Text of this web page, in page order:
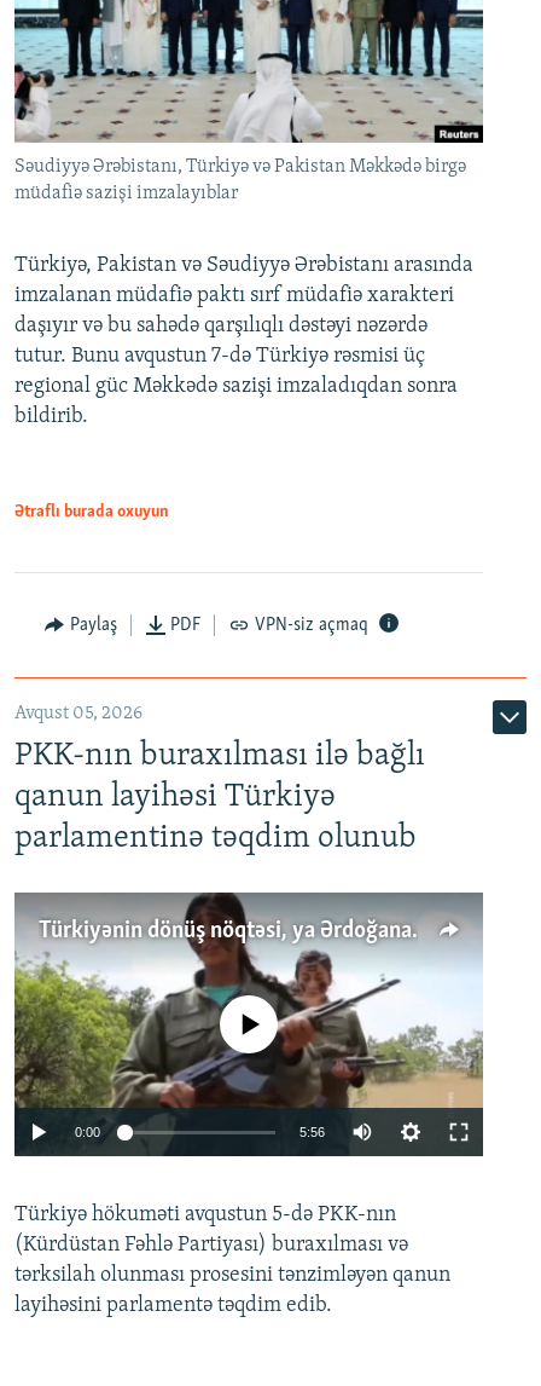
Səudiyyə Ərəbistanı, Türkiyə və Pakistan Məkkədə birgə
müdafiə sazişi imzalayıblar
Türkiyə, Pakistan və Səudiyyə Ərəbistanı arasında
imzalanan müdafiə paktı sırf müdafiə xarakteri
daşıyır və bu sahədə qarşılıqlı dəstəyi nəzərdə
tutur. Bunu avqustun 7-də Türkiyə rəsmisi üç
regional güc Məkkədə sazişi imzaladıqdan sonra
bildirib.
Ətraflı burada oxuyun
Paylaş PDF VPN-siz açmaq
Avqust 05, 2026
PKK-nın buraxılması ilə bağlı
qanun layihəsi Türkiyə
parlamentinə təqdim olunub
Türkiyənin dönüş nöqtəsi, ya Ərdoğana üçüncü şans: PKK ilə qəfil barışıq nə deməkdir?
Auto 240p 360p 480p
720p 1080p
No media source currently available
0:00 5:56
360p
480p
Türkiyə hökuməti avqustun 5-də PKK-nın
(Kürdüstan Fəhlə Partiyası) buraxılması və
tərksilah olunması prosesini tənzimləyən qanun
layihəsini parlamentə təqdim edib.